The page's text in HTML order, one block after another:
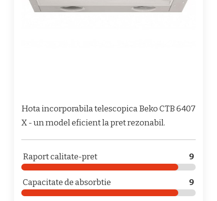
Hota incorporabila telescopica Beko CTB 6407
X - un model eficient la pret rezonabil.
Raport calitate-pret 9
Capacitate de absorbtie 9